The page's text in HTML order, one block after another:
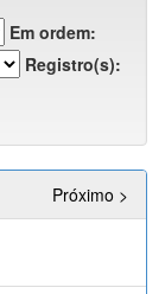
Em ordem:
Registro(s):
Próximo >